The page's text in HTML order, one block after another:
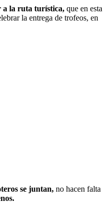
a la ruta turística, que en esta
la entrega de trofeos, en
se juntan, no hacen falta